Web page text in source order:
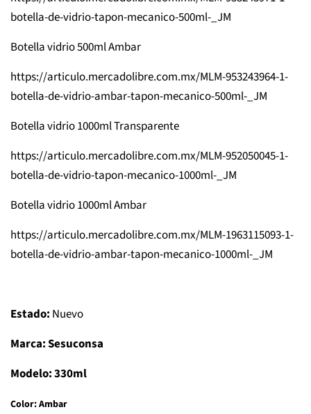
botella-de-vidrio-tapon-mecanico-500ml-_JM
Botella vidrio 500ml Ambar
https://articulo.mercadolibre.com.mx/MLM-953243964-1-
botella-de-vidrio-ambar-tapon-mecanico-500ml-_JM
Botella vidrio 1000ml Transparente
https://articulo.mercadolibre.com.mx/MLM-952050045-1-
botella-de-vidrio-tapon-mecanico-1000ml-_JM
Botella vidrio 1000ml Ambar
https://articulo.mercadolibre.com.mx/MLM-1963115093-1-
botella-de-vidrio-ambar-tapon-mecanico-1000ml-_JM
Estado: Nuevo
Marca: Sesuconsa
Modelo: 330ml
Color: Ambar